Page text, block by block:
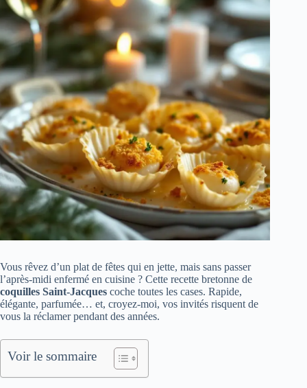
Vous rêvez d’un plat de fêtes qui en jette, mais sans passer
l’après-midi enfermé en cuisine ? Cette recette bretonne de
coquilles Saint-Jacques coche toutes les cases. Rapide,
élégante, parfumée… et, croyez-moi, vos invités risquent de
vous la réclamer pendant des années.
Voir le sommaire